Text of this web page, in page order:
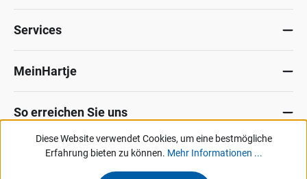
Services
MeinHartje
So erreichen Sie uns
Datenschutz ImpressumAllg. Verkaufsbedingungen
KontaktHinweisgeber-Portal
Diese Website verwendet Cookies, um eine bestmögliche
Erfahrung bieten zu können. Mehr Informationen ...